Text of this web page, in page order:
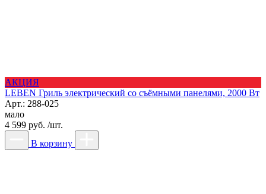
АКЦИЯ
LEBEN Гриль электрический со съёмными панелями, 2000 Вт
Арт.: 288-025
мало
4 599 руб. /шт.
В корзину